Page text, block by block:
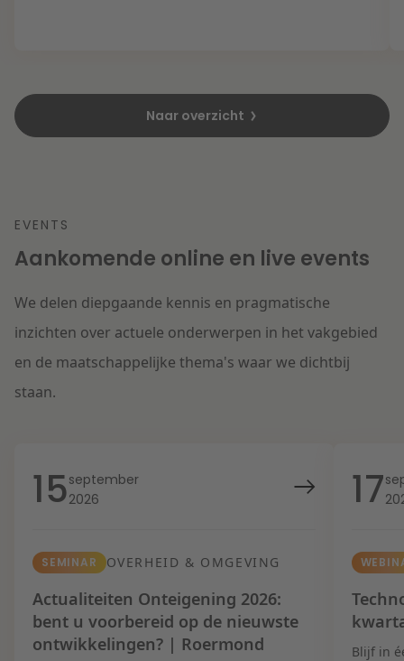
Naar overzicht
EVENTS
Aankomende online en live events
We delen diepgaande kennis en pragmatische
inzichten over actuele onderwerpen in het vakgebied
en de maatschappelijke thema's waar we dichtbij
staan.
15september
2026
SEMINAR OVERHEID & OMGEVING
Actualiteiten Onteigening 2026:
bent u voorbereid op de nieuwste
ontwikkelingen? | Roermond
17
Blijf in